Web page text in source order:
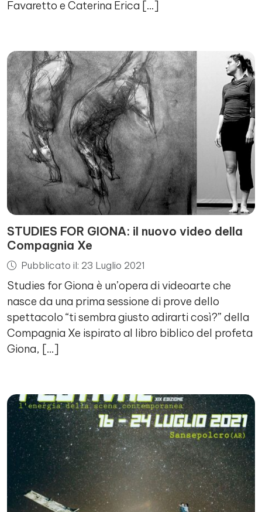
Favaretto e Caterina Erica […]
STUDIES FOR GIONA: il nuovo video della
Compagnia Xe
Pubblicato il: 23 Luglio 2021
Studies for Giona è un’opera di videoarte che
nasce da una prima sessione di prove dello
spettacolo “ti sembra giusto adirarti così?” della
Compagnia Xe ispirato al libro biblico del profeta
Giona, […]